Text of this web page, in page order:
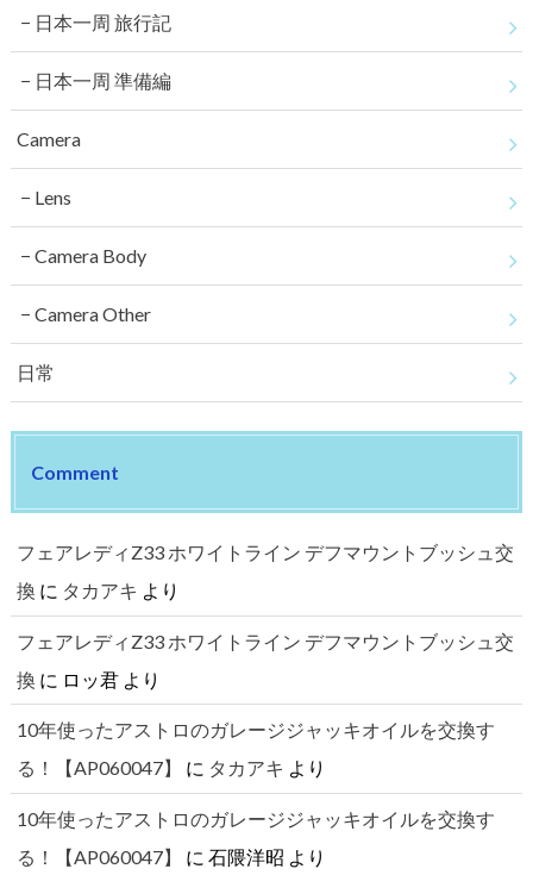
日本一周 旅行記
日本一周 準備編
Camera
Lens
Camera Body
Camera Other
日常
Comment
フェアレディZ33 ホワイトライン デフマウントブッシュ交
換 に タカアキ より
フェアレディZ33 ホワイトライン デフマウントブッシュ交
換 に ロッ君より
10年使ったアストロのガレージジャッキオイルを交換す
る！【AP060047】
に タカアキ より
10年使ったアストロのガレージジャッキオイルを交換す
る！【AP060047】
に 石隈洋昭 より